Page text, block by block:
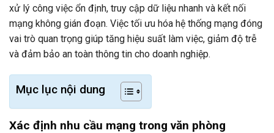
xử lý công việc ổn định, truy cập dữ liệu nhanh và kết nối
mạng không gián đoạn. Việc tối ưu hóa hệ thống mạng đóng
vai trò quan trọng giúp tăng hiệu suất làm việc, giảm độ trễ
và đảm bảo an toàn thông tin cho doanh nghiệp.
Mục lục nội dung
Xác định nhu cầu mạng trong văn phòng